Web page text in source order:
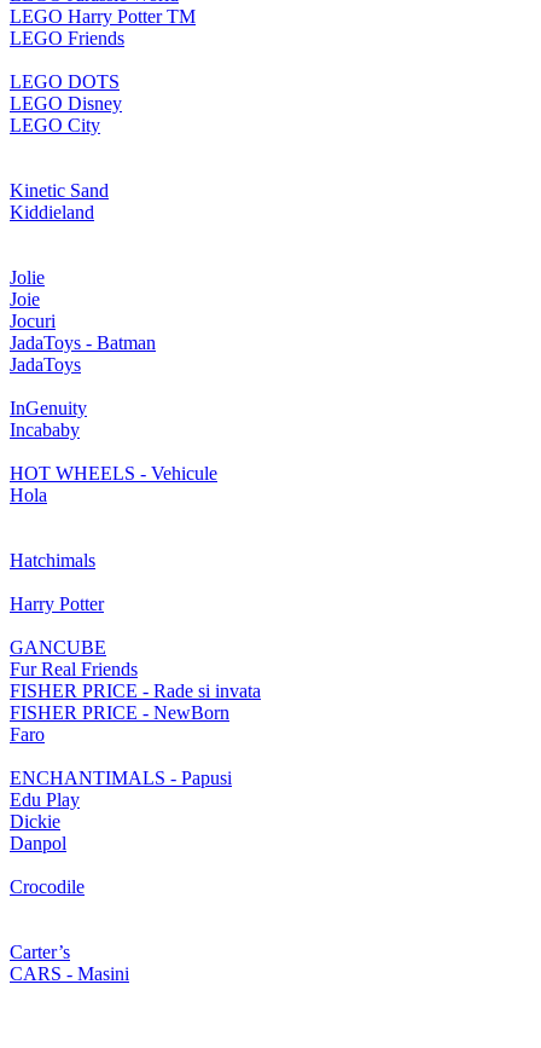
LEGO Harry Potter TM
LEGO Friends
LEGO DOTS
LEGO Disney
LEGO City
Kinetic Sand
Kiddieland
Jolie
Joie
Jocuri
JadaToys - Batman
JadaToys
InGenuity
Incababy
HOT WHEELS - Vehicule
Hola
Hatchimals
Harry Potter
GANCUBE
Fur Real Friends
FISHER PRICE - Rade si invata
FISHER PRICE - NewBorn
Faro
ENCHANTIMALS - Papusi
Edu Play
Dickie
Danpol
Crocodile
Carter’s
CARS - Masini